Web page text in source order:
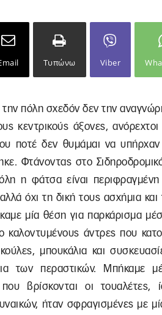
Τυπώνω Viber
πόλη σχεδόν δεν την
κεντρικούς άξονες,
ποτέ δεν θυμάμαι να υπήρχαν
Φτάνοντας στο
η φάτσα είναι
όχι τη δική τους ασχήμια
μία θέση για παρκάρισμα
καλοντυμένους άντρες που
μπουκάλια και
των περαστικών. Μπήκαμε
βρίσκονται οι
ήταν σφραγισμένες με